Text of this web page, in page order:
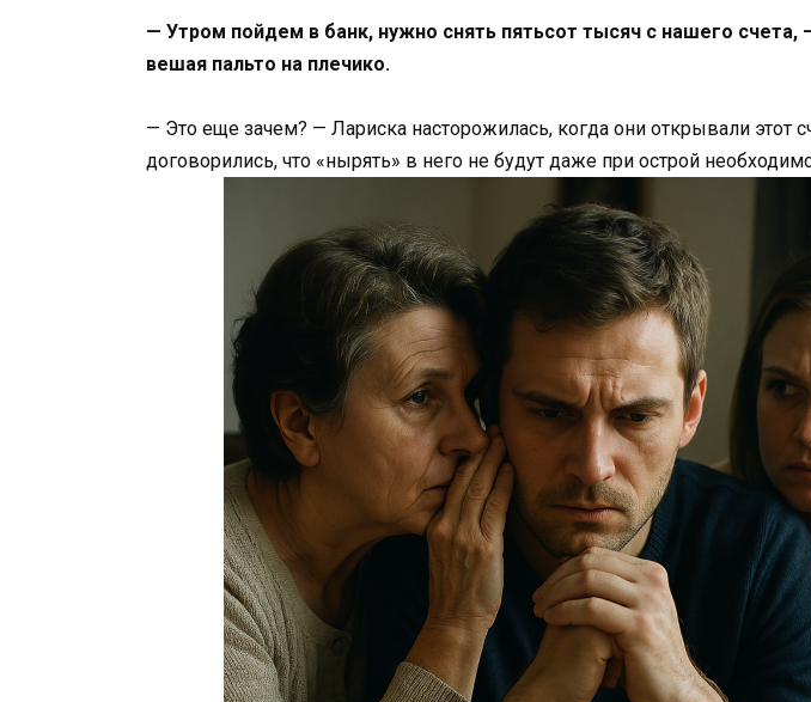
— Утром пойдем в банк, нужно снять пятьсот тысяч с нашего
вешая пальто на плечико.
— Это еще зачем? — Лариска насторожилась, когда они открывали этот
договорились, что «нырять» в него не будут даже при острой